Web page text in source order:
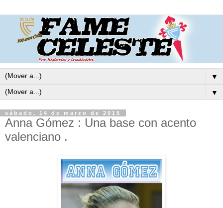
▼
▼
sábado, 14 de marzo de 2015
Anna Gómez : Una base con acento
valenciano .